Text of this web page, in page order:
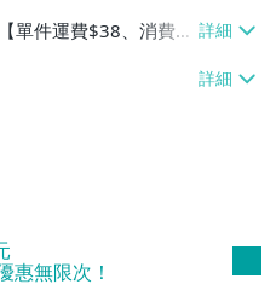
單件運費$38、消費滿
富取貨付款【單件運
免運費】、郵局掛號
滿$1000免運費】
惠無限次！